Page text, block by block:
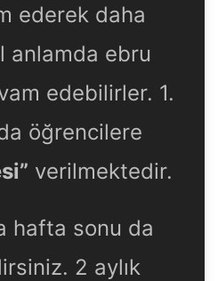
ederek daha
anlamda ebru
edebilirler. 1.
öğrencilere
verilmektedir.
hafta sonu da
2 aylık